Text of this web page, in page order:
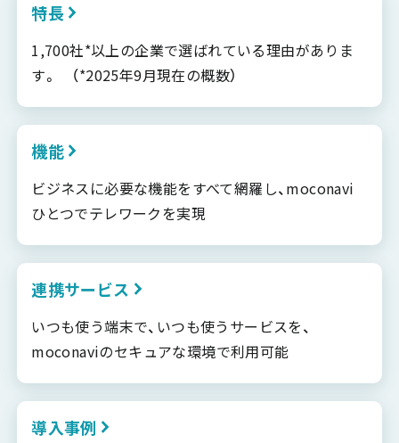
特長
1,700社*以上の企業で選ばれている理由がありま
す。 （*2025年9月現在の概数）
機能
ビジネスに必要な機能をすべて網羅し、moconavi
ひとつでテレワークを実現
連携サービス
いつも使う端末で、いつも使うサービスを、
moconaviのセキュアな環境で利用可能
導入事例